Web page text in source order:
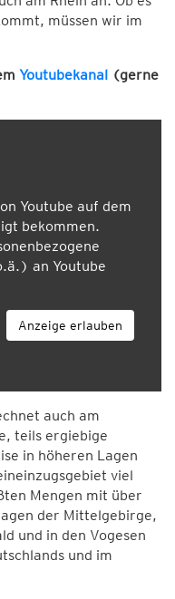
müssen wir im
Youtubekanal (gerne
Youtube auf dem
bekommen.
an Youtube
Anzeige erlauben
auch am
teils ergiebige
in höheren Lagen
viel
Mengen mit über
der Mittelgebirge,
und in den Vogesen
und im